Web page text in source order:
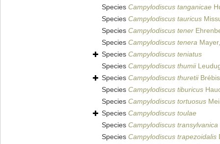
Species Campylodiscus tanganicae
Species Campylodiscus tauricus
Species Campylodiscus tener
Species Campylodiscus tenera
Species Campylodiscus teniatus
Species Campylodiscus thumii
Species Campylodiscus thuretii
Species Campylodiscus tiburicus
Species Campylodiscus tortuosus
Species Campylodiscus toulae
Species Campylodiscus transylvanica
Species Campylodiscus trapezoidalis